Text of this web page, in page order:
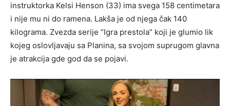
instruktorka Kelsi Henson (33) ima svega 158 centimetara
i nije mu ni do ramena. Lakša je od njega čak 140
kilograma. Zvezda serije “Igra prestola” koji je glumio lik
kojeg oslovljavaju sa Planina, sa svojom suprugom glavna
je atrakcija gde god da se pojavi.